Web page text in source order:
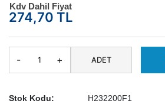
Kdv Dahil Fiyat
274,70 TL
- + ADET
Stok Kodu:
H232200F1